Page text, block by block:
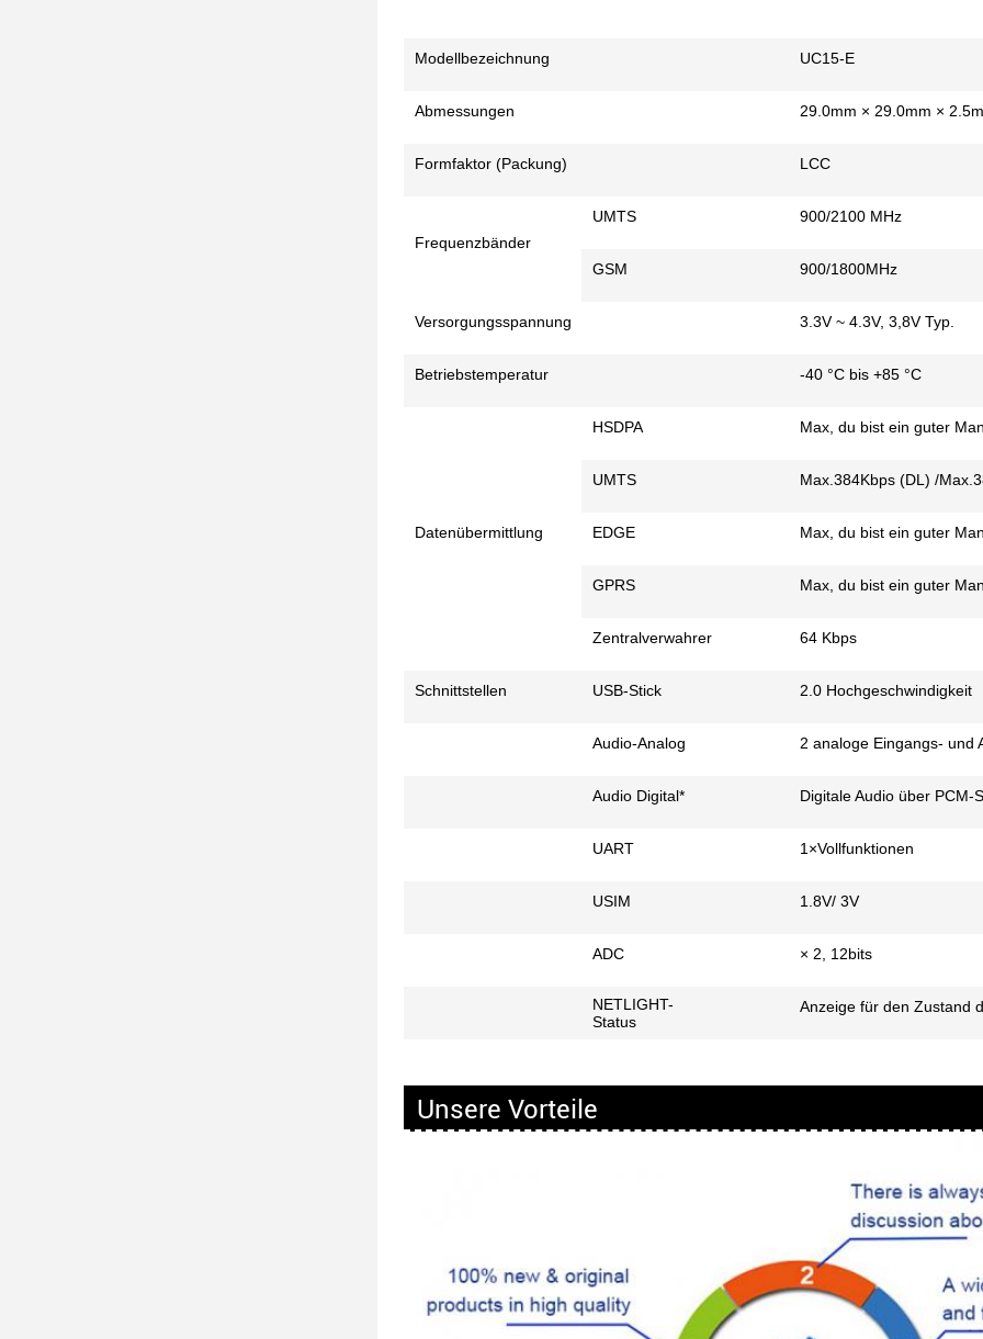
Modellbezeichnung UC15-E
Abmessungen 29.0mm × 29.0mm ×
Formfaktor (Packung) LCC
Frequenzbänder
UMTS 900/2100 MHz
GSM 900/1800MHz
Versorgungsspannung 3.3V ~ 4.3V, 3,8V Typ.
Betriebstemperatur -40 °C bis +85 °C
Datenübermittlung
HSDPA Max, du bist ein guter
UMTS Max.384Kbps (DL) /
EDGE Max, du bist ein guter
GPRS Max, du bist ein guter
Zentralverwahrer 64 Kbps
Schnittstellen USB-Stick 2.0 Hochgeschwindigkeit
Audio-Analog 2 analoge Eingangs- und
Audio Digital* Digitale Audio über PCM-
UART 1×Vollfunktionen
USIM 1.8V/ 3V
ADC × 2, 12bits
NETLIGHT-
Status
Anzeige für den Zustand
Unsere Vorteile